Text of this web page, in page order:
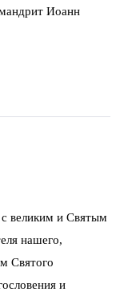
Иоанн
великим и Святым
нашего,
Святого
и